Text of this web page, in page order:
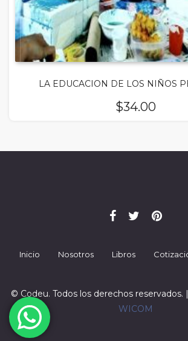
LA EDUCACION DE LOS NIÑOS
$34.00
Inicio Nosotros Libros
© Codeu. Todos los derechos reservados.
WICOM